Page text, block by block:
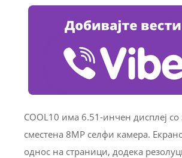
COOL10 има 6.51-инчен дисплеј со
сместена 8MP селфи камера.
однос на страници, додека